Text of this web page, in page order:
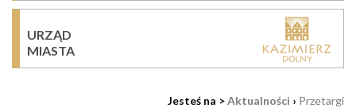
URZĄD
MIASTA
Jesteś na >Aktualności › Przetargi